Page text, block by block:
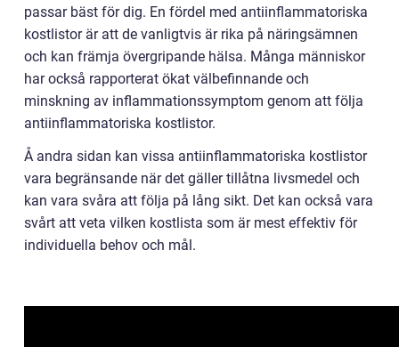
passar bäst för dig. En fördel med antiinflammatoriska
kostlistor är att de vanligtvis är rika på näringsämnen
och kan främja övergripande hälsa. Många människor
har också rapporterat ökat välbefinnande och
minskning av inflammationssymptom genom att följa
antiinflammatoriska kostlistor.
Å andra sidan kan vissa antiinflammatoriska kostlistor
vara begränsande när det gäller tillåtna livsmedel och
kan vara svåra att följa på lång sikt. Det kan också vara
svårt att veta vilken kostlista som är mest effektiv för
individuella behov och mål.